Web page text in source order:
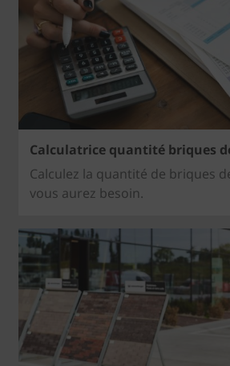
Calculatrice quantité briques
Calculez la quantité de briques
vous aurez besoin.